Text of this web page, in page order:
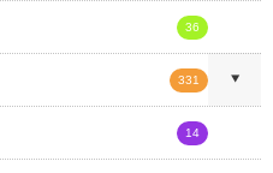
36
331
14